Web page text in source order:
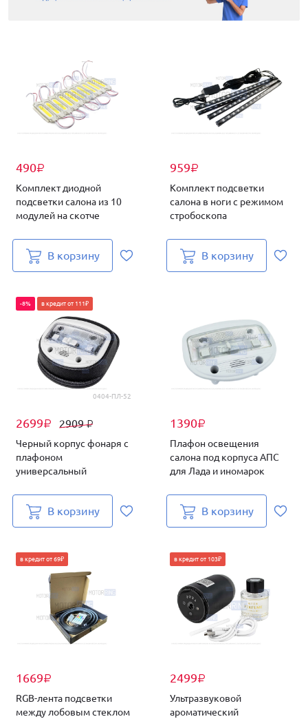
490₽
Комплект диодной
подсветки салона из 10
модулей на скотче
В корзину
959₽
Комплект подсветки
салона в ноги с режимом
стробоскопа
В корзину
0404-ПЛ-52
2699₽ 2909₽
-8% в кредит от 111₽
Черный корпус фонаря с
плафоном
универсальный
В корзину
1390₽
Плафон освещения
салона под корпуса АПС
для Лада и иномарок
В корзину
1669₽
в кредит от 69₽
RGB-лента подсветки
между лобовым стеклом
2499₽
в кредит от 103₽
Ультразвуковой
ароматический